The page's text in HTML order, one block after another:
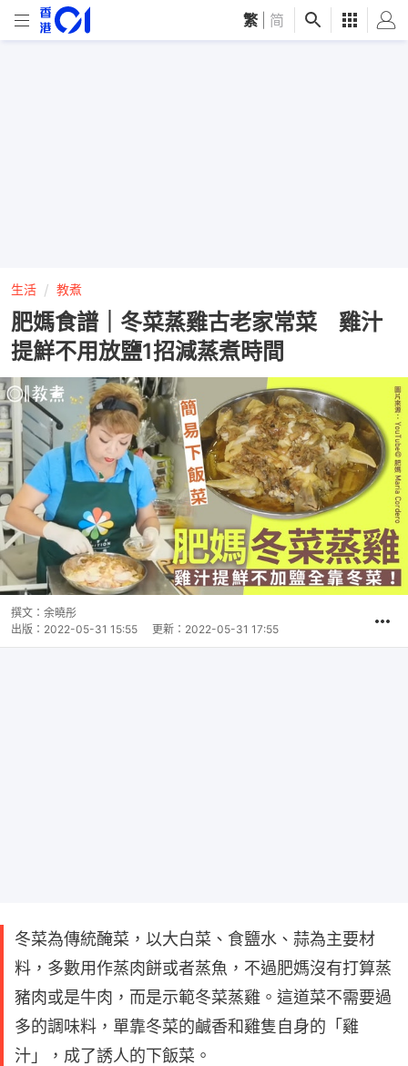
繁 简
生活 教煮
肥媽食譜｜冬菜蒸雞古老家常菜 雞汁
提鮮不用放鹽1招減蒸煮時間
撰文： 余曉彤
出版： 2022-05-31 15:55 更新： 2022-05-31 17:55
冬菜為傳統醃菜，以大白菜、食鹽水、蒜為主要材
料，多數用作蒸肉餅或者蒸魚，不過肥媽沒有打算蒸
豬肉或是牛肉，而是示範冬菜蒸雞。這道菜不需要過
多的調味料，單靠冬菜的鹹香和雞隻自身的「雞
汁」，成了誘人的下飯菜。